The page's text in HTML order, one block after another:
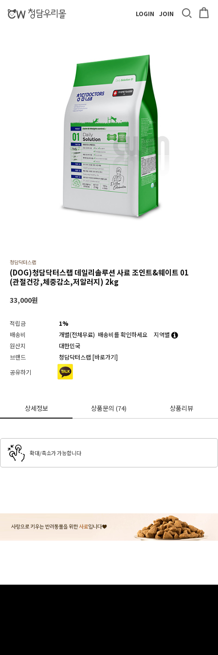
LOGIN JOIN
청담닥터스랩
(DOG)청담닥터스랩 데일리솔루션 사료 조인트&웨이트 01
(관절건강,체중감소,저알러지) 2kg
33,000원
적립금
1%
배송비
개별(전체무료) 배송비를 확인하세요
지역별
원산지
대한민국
브랜드
청담닥터스랩 [바로가기]
공유하기
상세정보 상품문의(74) 상품리뷰
확대/축소가 가능합니다